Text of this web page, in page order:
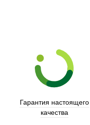
Гарантия настоящего
качества